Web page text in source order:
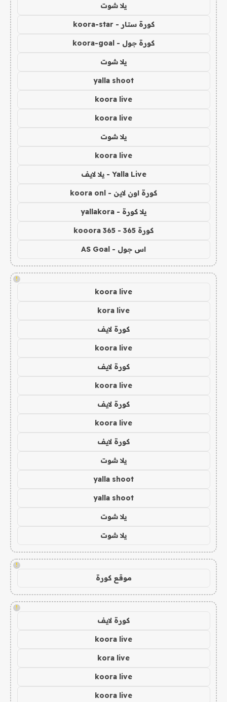
يلا شوت
كورة ستار - koora-star
كورة جول - koora-goal
يلا شوت
yalla shoot
koora live
koora live
يلا شوت
koora live
Yalla Live - يلا لايف
كورة اون لاين - koora onl
يلا كورة - yallakora
كورة 365 - kooora 365
اس جول - AS Goal
!
koora live
kora live
كورة لايف
koora live
كورة لايف
koora live
كورة لايف
koora live
كورة لايف
يلا شوت
yalla shoot
yalla shoot
يلا شوت
يلا شوت
!
موقع كورة
!
كورة لايف
koora live
kora live
koora live
koora live